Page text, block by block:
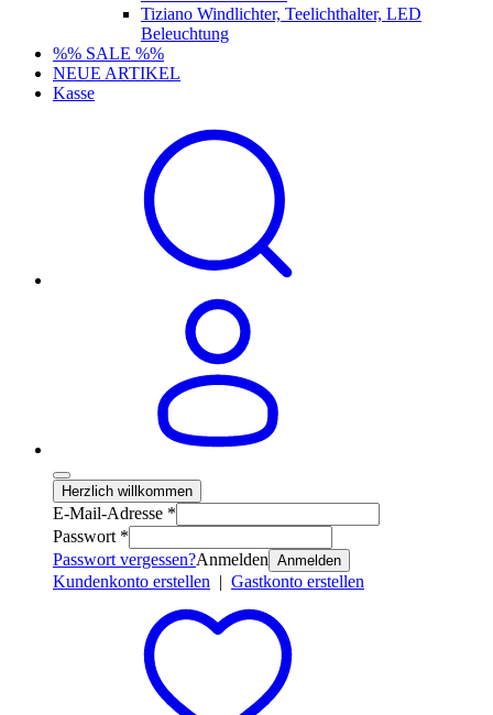
Tiziano Windlichter, Teelichthalter, LED
Beleuchtung
%% SALE %%
NEUE ARTIKEL
Kasse
Herzlich willkommen
E-Mail-Adresse *
Passwort *
Passwort vergessen?Anmelden Anmelden
Kundenkonto erstellen | Gastkonto erstellen